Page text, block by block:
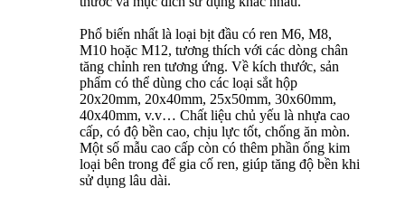
Phổ biến nhất là loại bịt đầu có ren M6, M8,
M10 hoặc M12, tương thích với các dòng chân
tăng chỉnh ren tương ứng. Về kích thước, sản
phẩm có thể dùng cho các loại sắt hộp
20x20mm, 20x40mm, 25x50mm, 30x60mm,
40x40mm, v.v… Chất liệu chủ yếu là nhựa cao
cấp, có độ bền cao, chịu lực tốt, chống ăn mòn.
Một số mẫu cao cấp còn có thêm phần ống kim
loại bên trong để gia cố ren, giúp tăng độ bền khi
sử dụng lâu dài.